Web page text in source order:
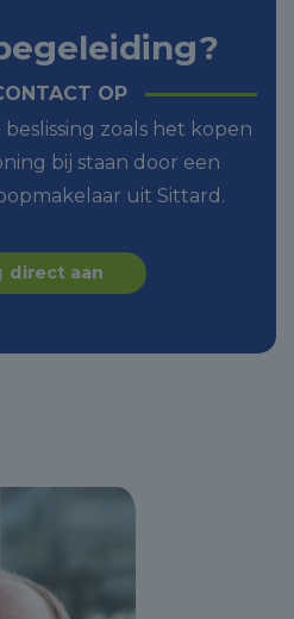
OP
zoals het kopen
bij staan door een
uit Sittard.
direct aan